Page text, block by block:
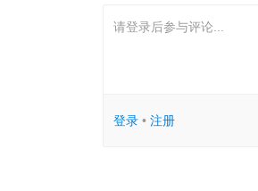
请登录后参与评论...
登录• 注册